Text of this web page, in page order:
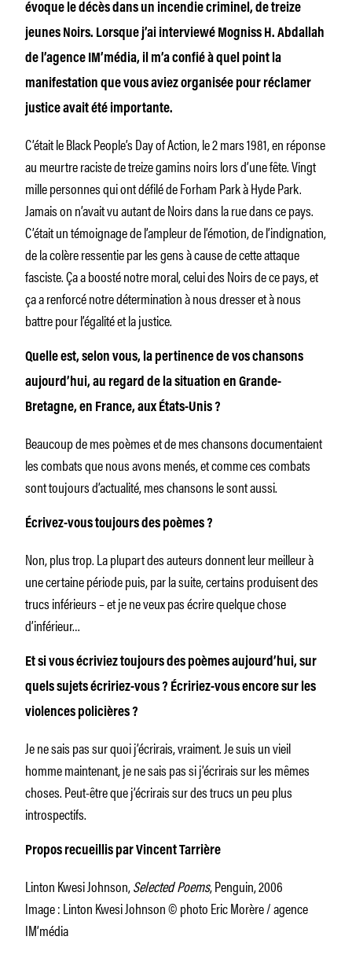
évoque le décès dans un incendie criminel, de treize
jeunes Noirs. Lorsque j’ai interviewé Mogniss H. Abdallah
de l’agence IM’média, il m’a confié à quel point la
manifestation que vous aviez organisée pour réclamer
justice avait été importante.
C’était le Black People’s Day of Action, le 2 mars 1981, en réponse
au meurtre raciste de treize gamins noirs lors d’une fête. Vingt
mille personnes qui ont défilé de Forham Park à Hyde Park.
Jamais on n’avait vu autant de Noirs dans la rue dans ce pays.
C’était un témoignage de l’ampleur de l’émotion, de l’indignation,
de la colère ressentie par les gens à cause de cette attaque
fasciste. Ça a boosté notre moral, celui des Noirs de ce pays, et
ça a renforcé notre détermination à nous dresser et à nous
battre pour l’égalité et la justice.
Quelle est, selon vous, la pertinence de vos chansons
aujourd’hui, au regard de la situation en Grande-
Bretagne, en France, aux États-Unis ?
Beaucoup de mes poèmes et de mes chansons documentaient
les combats que nous avons menés, et comme ces combats
sont toujours d’actualité, mes chansons le sont aussi.
Écrivez-vous toujours des poèmes ?
Non, plus trop. La plupart des auteurs donnent leur meilleur à
une certaine période puis, par la suite, certains produisent des
trucs inférieurs – et je ne veux pas écrire quelque chose
d’inférieur…
Et si vous écriviez toujours des poèmes aujourd’hui, sur
quels sujets écririez-vous ? Écririez-vous encore sur les
violences policières ?
Je ne sais pas sur quoi j’écrirais, vraiment. Je suis un vieil
homme maintenant, je ne sais pas si j’écrirais sur les mêmes
choses. Peut-être que j’écrirais sur des trucs un peu plus
introspectifs.
Propos recueillis par Vincent Tarrière
Linton Kwesi Johnson,Selected Poems, Penguin, 2006
Image : Linton Kwesi Johnson© photo Eric Morère / agence
IM’média